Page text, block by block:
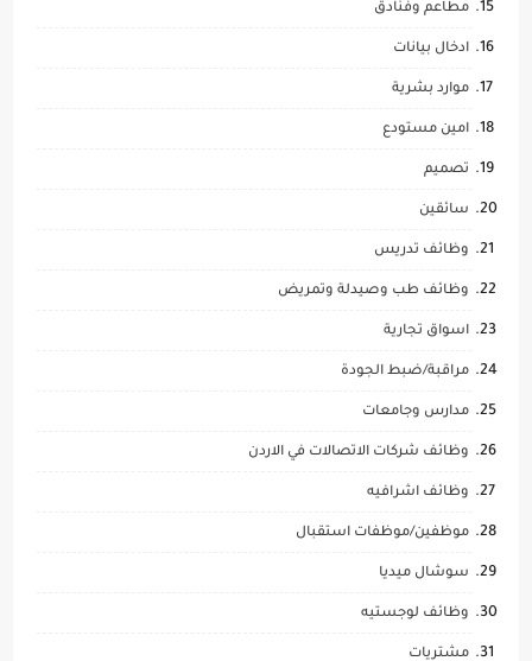
مطاعم وفنادق
ادخال بيانات
موارد بشرية
امين مستودع
تصميم
سائقين
وظائف تدريس
وظائف طب وصيدلة وتمريض
اسواق تجارية
مراقبة/ضبط الجودة
مدارس وجامعات
وظائف شركات الاتصالات في الاردن
وظائف اشرافيه
موظفين/موظفات استقبال
سوشال ميديا
وظائف لوجستيه
مشتريات